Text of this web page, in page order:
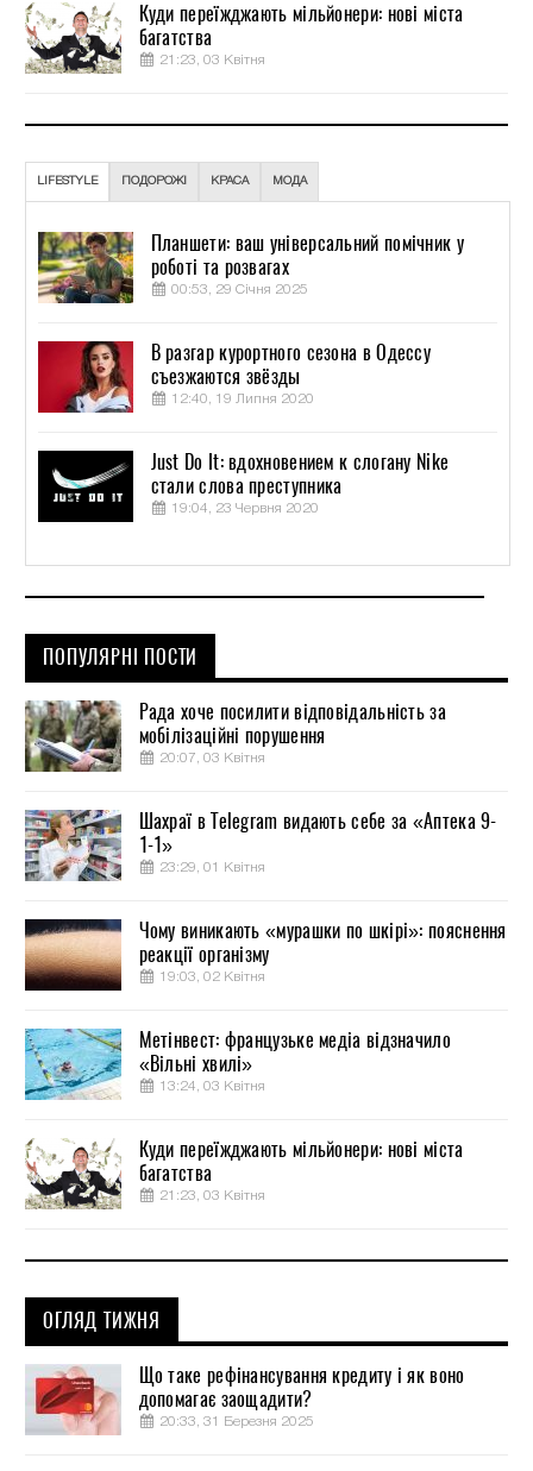
Куди переїжджають мільйонери: нові міста
багатства
21:23, 03 Квітня
LIFESTYLE ПОДОРОЖІ КРАСА МОДА
Планшети: ваш універсальний помічник у
роботі та розвагах
00:53, 29 Січня 2025
В разгар курортного сезона в Одессу
съезжаются звёзды
12:40, 19 Липня 2020
Just Do It: вдохновением к слогану Nike
стали слова преступника
19:04, 23 Червня 2020
ПОПУЛЯРНІ ПОСТИ
Рада хоче посилити відповідальність за
мобілізаційні порушення
20:07, 03 Квітня
Шахраї в Telegram видають себе за «Аптека 9-
1-1»
23:29, 01 Квітня
Чому виникають «мурашки по шкірі»: пояснення
реакції організму
19:03, 02 Квітня
Метінвест: французьке медіа відзначило
«Вільні хвилі»
13:24, 03 Квітня
Куди переїжджають мільйонери: нові міста
багатства
21:23, 03 Квітня
ОГЛЯД ТИЖНЯ
Що таке рефінансування кредиту і як воно
допомагає заощадити?
20:33, 31 Березня 2025